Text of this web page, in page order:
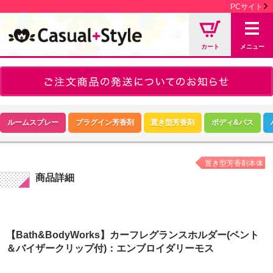
PCサイト
カート メニュー
ルームスプレー プラグイン芳香剤 置き型芳香剤 ボディ&バス
商品詳細
置き型芳香剤本体
【Bath&BodyWorks】カーフレグランスホルダー(ベント
＆バイザークリップ付)：エンブロイダリーモス